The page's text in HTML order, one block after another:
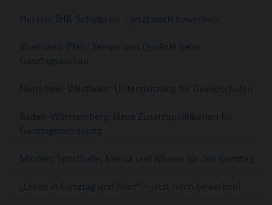
Hessen: IHK-Schulpreis – jetzt noch bewerben!
Rheinland-Pfalz: Tempo und Qualität beim
Ganztagsausbau
Nordrhein-Westfalen: Unterstützung für Grundschulen
Baden-Württemberg: Neue Zusatzqualifikation für
Ganztagsbetreuung
Minden: Sporthalle, Mensa und Räume für den Ganztag
„Lesen in Ganztag und Hort“ – jetzt noch bewerben!